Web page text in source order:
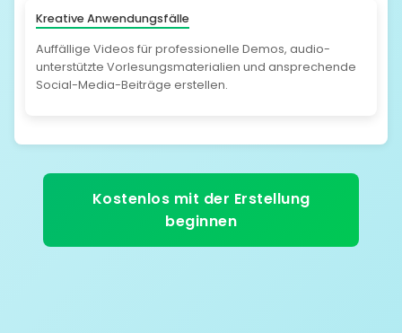
Kreative Anwendungsfälle
Auffällige Videos für professionelle Demos, audio-
unterstützte Vorlesungsmaterialien und ansprechende
Social-Media-Beiträge erstellen.
Kostenlos mit der Erstellung
beginnen